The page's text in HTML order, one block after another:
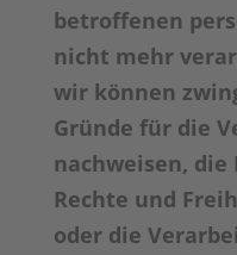
betroffenen
nicht mehr
wir können
Gründe für die
nachweisen,
Rechte und
oder die